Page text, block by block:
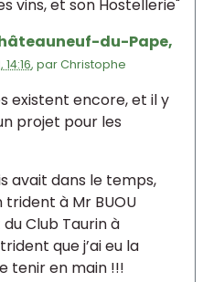
vins, et son Hostellerie"
du-Pape,
, parChristophe
existent encore, et il y
projet pour les
avait dans le temps,
à Mr BUOU
Club Taurin à
que j’ai eu la
tenir en main !!!